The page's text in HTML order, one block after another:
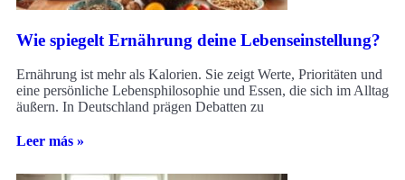
Wie spiegelt Ernährung deine Lebenseinstellung?
Ernährung ist mehr als Kalorien. Sie zeigt Werte, Prioritäten und
eine persönliche Lebensphilosophie und Essen, die sich im Alltag
äußern. In Deutschland prägen Debatten zu
Leer más »